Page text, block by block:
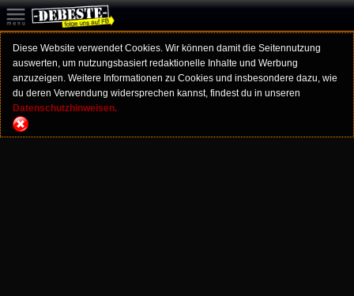
Diese Website verwendet Cookies. Wir können damit die Seitennutzung
auswerten, um nutzungsbasiert redaktionelle Inhalte und Werbung
anzuzeigen. Weitere Informationen zu Cookies und insbesondere dazu, wie
du deren Verwendung widersprechen kannst, findest du in unseren
Datenschutzhinweisen.